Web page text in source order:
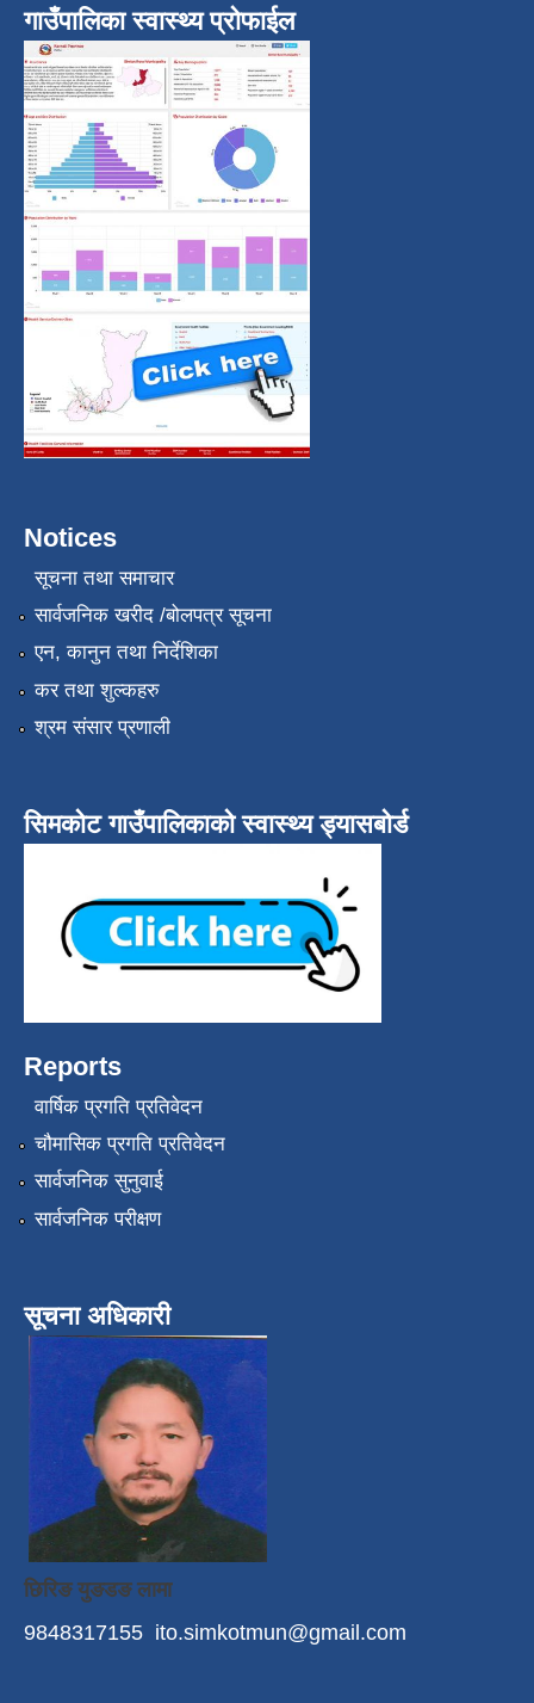
गाउँपालिका स्वास्थ्य प्रोफाईल
Notices
सूचना तथा समाचार
सार्वजनिक खरीद /बोलपत्र सूचना
एन, कानुन तथा निर्देशिका
कर तथा शुल्कहरु
श्रम संसार प्रणाली
सिमकोट गाउँपालिकाको स्वास्थ्य ड्यासबोर्ड
Reports
वार्षिक प्रगति प्रतिवेदन
चौमासिक प्रगति प्रतिवेदन
सार्वजनिक सुनुवाई
सार्वजनिक परीक्षण
सूचना अधिकारी
छिरिङ युङडङ लामा
9848317155 ito.simkotmun@gmail.com